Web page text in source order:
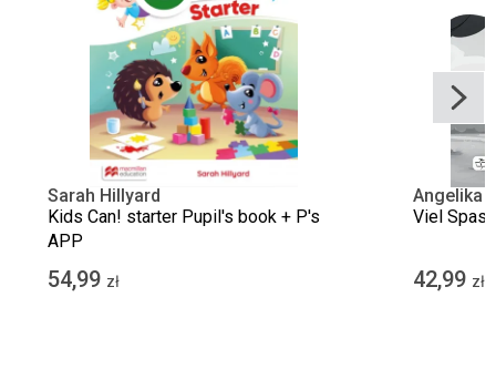
Sarah Hillyard
Kids Can! starter Pupil's book + P's
APP
54,99 zł
Angelika
Walczak
Viel
42,99 zł